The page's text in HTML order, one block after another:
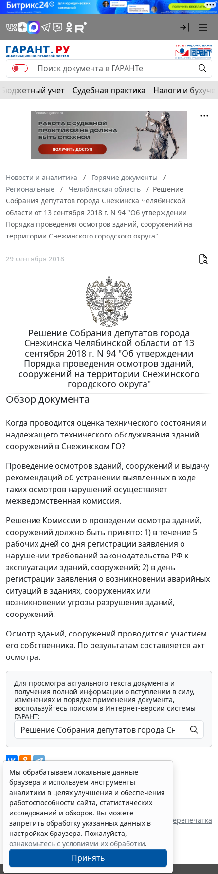
Бюджетный учет Судебная практика Налоги и
Новости и аналитика
Горячие документы
Региональные
Челябинская область
Решение
Собрания депутатов города Снежинска Челябинской
области от 13 сентября 2018 г. N 94 "Об утверждении
Порядка проведения осмотров зданий, сооружений на
территории Снежинского городского округа"
29 сентября 2018
Решение Собрания депутатов города
Снежинска Челябинской области от 13
сентября 2018 г. N 94 "Об утверждении
Порядка проведения осмотров зданий,
сооружений на территории Снежинского
городского округа"
Обзор документа
Когда проводится оценка технического состояния и
надлежащего технического обслуживания зданий,
сооружений в Снежинском ГО?
Проведение осмотров зданий, сооружений и выдачу
рекомендаций об устранении выявленных в ходе
таких осмотров нарушений осуществляет
межведомственная комиссия.
Решение Комиссии о проведении осмотра зданий,
сооружений должно быть принято: 1) в течение 5
рабочих дней со дня регистрации заявления о
нарушении требований законодательства РФ к
эксплуатации зданий, сооружений; 2) в день
регистрации заявления о возникновении аварийных
ситуаций в зданиях, сооружениях или
возникновении угрозы разрушения зданий,
сооружений.
Осмотр зданий, сооружений проводится с участием
его собственника. По результатам составляется акт
осмотра.
Для просмотра актуального текста документа и
получения полной информации о вступлении в силу,
изменениях и порядке применения документа,
воспользуйтесь поиском в Интернет-версии системы
ГАРАНТ:
Показать все материалы
Источник:
Собрание депутатов города Снежинска
Перепечатка
Мы обрабатываем локальные данные
браузера и используем инструменты
аналитики в целях улучшения и обеспечения
работоспособности сайта, статистических
исследований и обзоров. Вы можете
запретить обработку указанных данных в
настройках браузера. Пожалуйста,
ознакомьтесь с условиями их обработки.
Принять